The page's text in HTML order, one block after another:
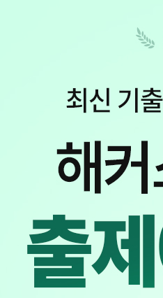
등에 관한 법률
소유 및 관리에 관한 법률
리자명의 등기에 관한 법률